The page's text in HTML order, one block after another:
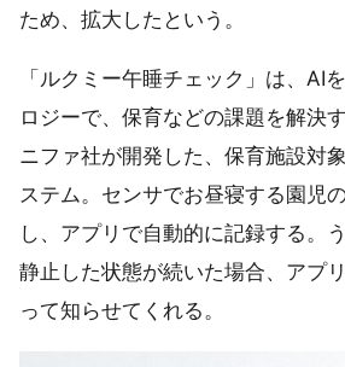
ため、拡大したという。
「ルクミー午睡チェック」は、AI
ロジーで、保育などの課題を解決
ニファ社が開発した、保育施設対
ステム。センサでお昼寝する園児
し、アプリで自動的に記録する。
静止した状態が続いた場合、アプ
って知らせてくれる。